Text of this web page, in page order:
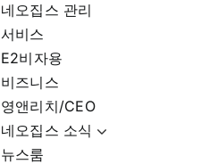
네오집스 관리
서비스
E2비자용
비즈니스
영앤리치/CEO
네오집스 소식
뉴스룸